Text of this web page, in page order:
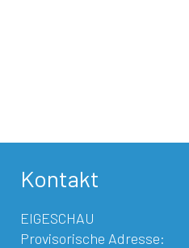
Kontakt
EIGESCHAU
Provisorische Adresse: